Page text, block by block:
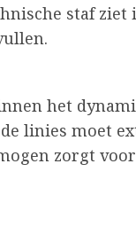
staf ziet
het
linies moet
zorgt